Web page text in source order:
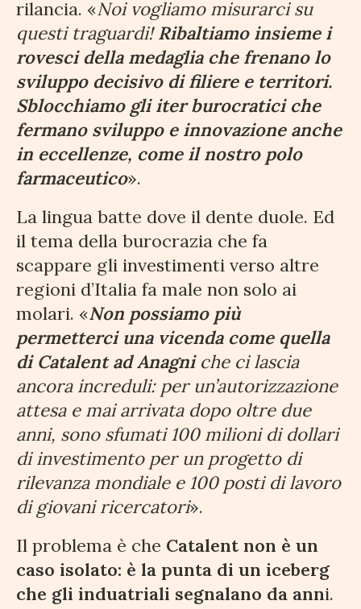
rilancia. «Noi vogliamo misurarci su
questi traguardi!Ribaltiamo insieme i
rovesci della medaglia che frenano lo
sviluppo decisivo di filiere e territori.
Sblocchiamo gli iter burocratici che
fermano sviluppo e innovazione anche
in eccellenze, come il nostro polo
farmaceutico».
La lingua batte dove il dente duole. Ed
il tema della burocrazia che fa
scappare gli investimenti verso altre
regioni d’Italia fa male non solo ai
molari. «Non possiamo più
permetterci una vicenda come quella
di Catalent ad Anagni che ci lascia
ancora increduli: per un’autorizzazione
attesa e mai arrivata dopo oltre due
anni, sono sfumati 100 milioni di dollari
di investimento per un progetto di
rilevanza mondiale e 100 posti di lavoro
di giovani ricercatori».
Il problema è che Catalent non è un
caso isolato: è la punta di un iceberg
che gli induatriali segnalano da anni.